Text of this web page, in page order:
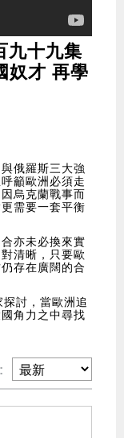
九十九集
奴才 再學
俄羅斯三大強
籲歐洲必須走
烏克蘭戰事而
需要一套平衡
亦未必換來實
清晰，只要歐
存在廣闊的合
探討，當歐洲追
角力之中尋找